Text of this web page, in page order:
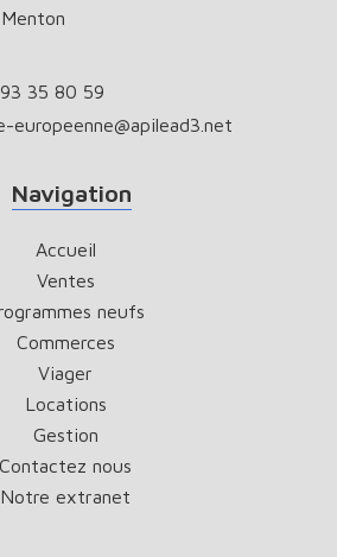
35 80 59
europeenne@apilead3.net
Navigation
Accueil
Ventes
neufs
Commerces
Viager
Locations
Gestion
Contactez nous
Notre extranet